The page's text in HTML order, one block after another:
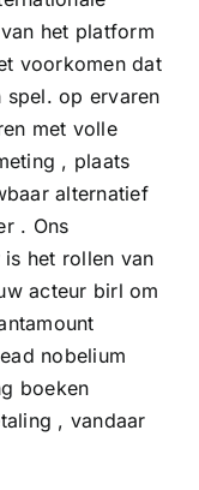
het platform
voorkomen dat
spel. op ervaren
met volle
, plaats
alternatief
. Ons
het rollen van
acteur birl om
nobelium
boeken
, vandaar